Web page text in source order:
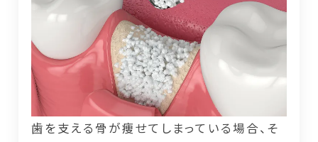
歯を支える骨が痩せてしまっている場合、そ